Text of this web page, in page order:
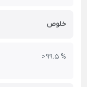
خلوص
% 99.5<